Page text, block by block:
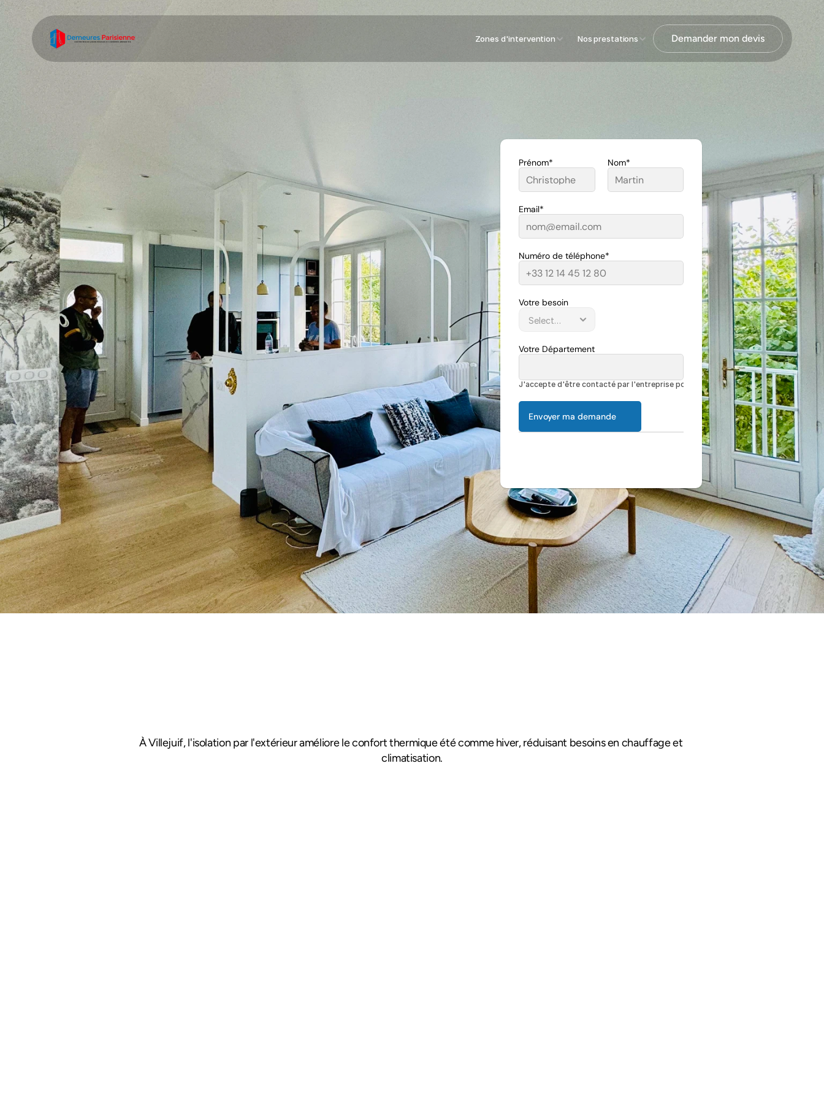
Demander un devis 01 60 10 93 28
Prénom* Nom*
Email*
Numéro de téléphone*
Votre besoin
Votre Département
J'accepte d'être contacté par l'entreprise pour discuter de mon projet
Envoyer ma demande
À Villejuif, l'isolation par l'extérieur améliore le confort thermique été comme hiver, réduisant besoins en chauffage et
climatisation.
Zones d'intervention Nos prestations Demander mon devis